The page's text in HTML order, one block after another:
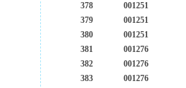
378
001251
379
001251
380
001251
381
001276
382
001276
383
001276